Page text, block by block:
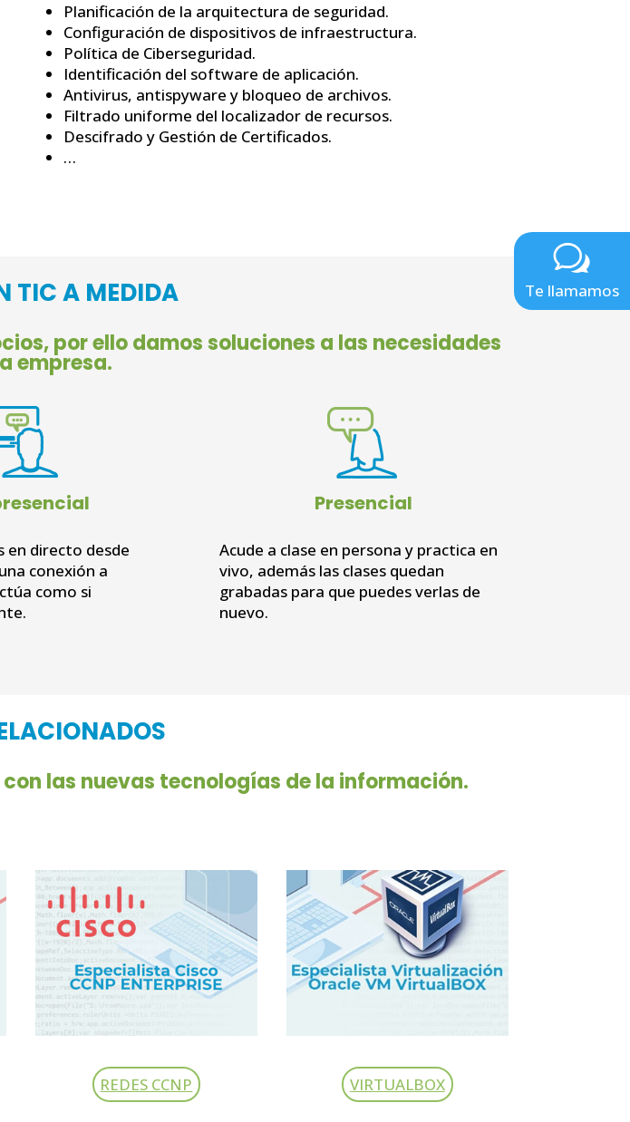
Planificación de la arquitectura de seguridad.
Configuración de dispositivos de infraestructura.
Política de Ciberseguridad.
Identificación del software de aplicación.
Antivirus, antispyware y bloqueo de archivos.
Filtrado uniforme del localizador de recursos.
Descifrado y Gestión de Certificados.
…
TIC A MEDIDA
por ello damos soluciones a las necesidades
empresa.
en directo desde
conexión a
como si
Presencial
Acude a clase en persona y practica en
vivo, además las clases quedan
grabadas para que puedes verlas de
nuevo.
las nuevas tecnologías de la información.
REDES CCNP VIRTUALBOX
Te llamamos